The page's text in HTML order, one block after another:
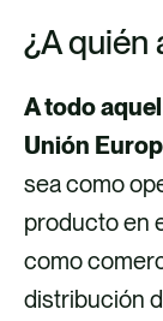
¿A quién
A todo
Unión
sea como
producto en
como
distribución